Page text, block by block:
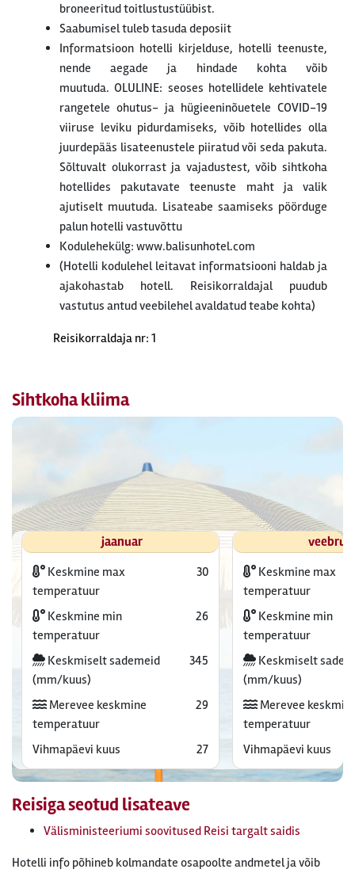
broneeritud toitlustustüübist.
Saabumisel tuleb tasuda deposiit
Informatsioon hotelli kirjelduse, hotelli teenuste,
nende aegade ja hindade kohta võib
muutuda. OLULINE: seoses hotellidele kehtivatele
rangetele ohutus- ja hügieeninõuetele COVID-19
viiruse leviku pidurdamiseks, võib hotellides olla
juurdepääs lisateenustele piiratud või seda pakuta.
Sõltuvalt olukorrast ja vajadustest, võib sihtkoha
hotellides pakutavate teenuste maht ja valik
ajutiselt muutuda. Lisateabe saamiseks pöörduge
palun hotelli vastuvõttu
Kodulehekülg: www.balisunhotel.com
(Hotelli kodulehel leitavat informatsiooni haldab ja
ajakohastab hotell. Reisikorraldajal puudub
vastutus antud veebilehel avaldatud teabe kohta)
Reisikorraldaja nr: 1
Sihtkoha kliima
jaanuar
Keskmine max
temperatuur
30
Keskmine min
temperatuur
26
Keskmiselt sademeid
(mm/kuus)
345
Merevee keskmine
temperatuur
29
Vihmapäevi kuus 27
Keskmine max
temperatuur
Keskmine min
temperatuur
Keskmiselt
(mm/kuus)
Merevee
temperatuur
Vihmapäevi kuus
Reisiga seotud lisateave
Välisministeeriumi soovitused Reisi targalt saidis
Hotelli info põhineb kolmandate osapoolte andmetel ja võib